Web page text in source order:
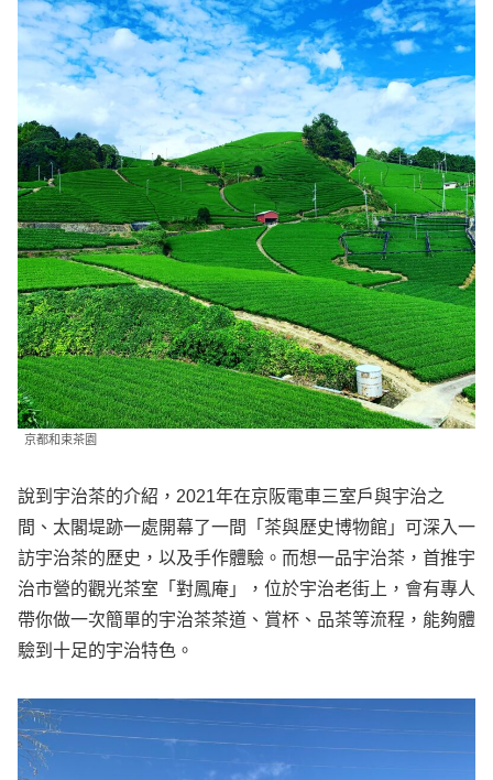
京都和束茶園
說到宇治茶的介紹，2021年在京阪電車三室戶與宇治之
間、太閣堤跡一處開幕了一間「茶與歷史博物館」可深入一
訪宇治茶的歷史，以及手作體驗。而想一品宇治茶，首推宇
治市營的觀光茶室「對鳳庵」，位於宇治老街上，會有專人
帶你做一次簡單的宇治茶茶道、賞杯、品茶等流程，能夠體
驗到十足的宇治特色。